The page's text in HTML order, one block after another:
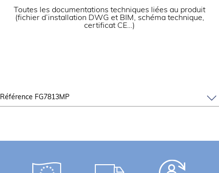
Toutes les documentations techniques liées au produit
(fichier d’installation DWG et BIM, schéma technique,
certificat CE…)
Référence FG7813MP